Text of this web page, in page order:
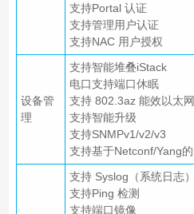
支持Portal 认证
支持管理用户认证
支持NAC 用户授权
设备管
理
支持智能堆叠iStack
电口支持端口休眠
支持 802.3az 能效以太
支持智能升级
支持SNMPv1/v2/v3
支持基于Netconf/Yang
支持 Syslog（系统日志）
支持Ping 检测
支持端口镜像